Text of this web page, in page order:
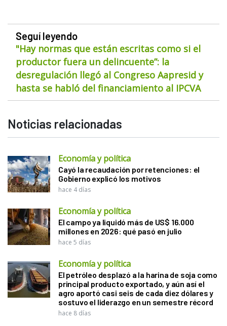
Seguí leyendo
"Hay normas que están escritas como si el
productor fuera un delincuente”: la
desregulación llegó al Congreso Aapresid y
hasta se habló del financiamiento al IPCVA
Noticias relacionadas
Economía y política
Cayó la recaudación por retenciones: el
Gobierno explicó los motivos
hace 4 días
Economía y política
El campo ya liquidó más de US$ 16.000
millones en 2026: qué pasó en julio
hace 5 días
Economía y política
El petróleo desplazó a la harina de soja como
principal producto exportado, y aún así el
agro aportó casi seis de cada diez dólares y
sostuvo el liderazgo en un semestre récord
hace 8 días